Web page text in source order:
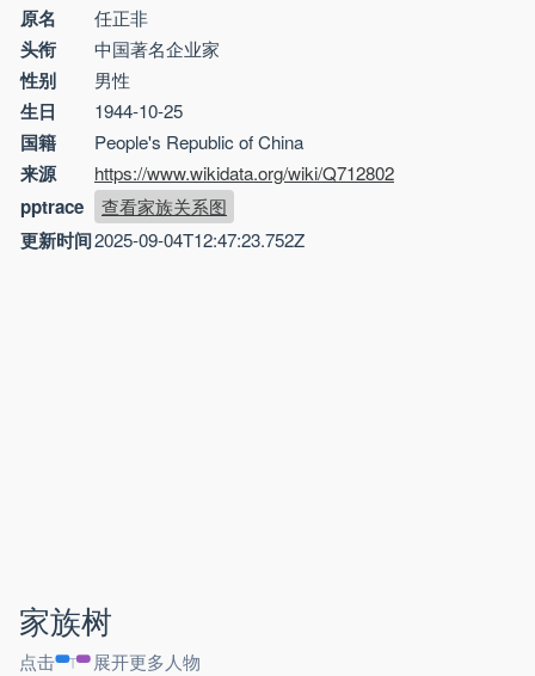
原名 任正非
头衔 中国著名企业家
性别 男性
生日 1944-10-25
国籍 People's Republic of China
来源 https://www.wikidata.org/wiki/Q712802
pptrace 查看家族关系图
更新时间2025-09-04T12:47:23.752Z
家族树
点击 展开更多人物